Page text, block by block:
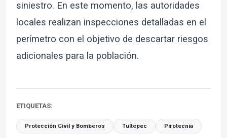
siniestro. En este momento, las autoridades
locales realizan inspecciones detalladas en el
perímetro con el objetivo de descartar riesgos
adicionales para la población.
ETIQUETAS:
Protección Civil y Bomberos Tultepec Pirotecnia